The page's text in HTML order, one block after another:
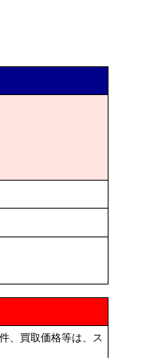
、買取価格等は、ス